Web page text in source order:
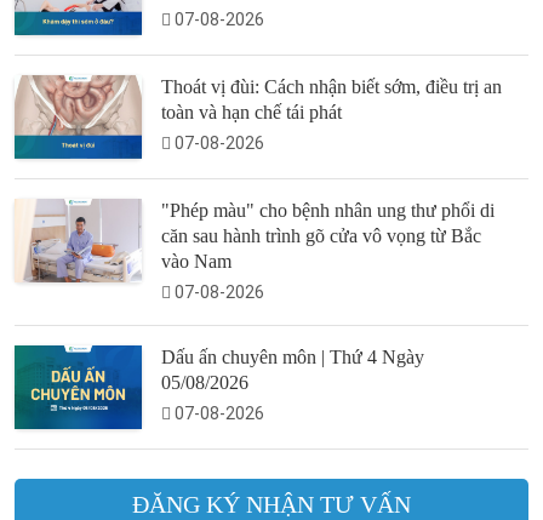
07-08-2026
Thoát vị đùi: Cách nhận biết sớm, điều trị an
toàn và hạn chế tái phát
07-08-2026
"Phép màu" cho bệnh nhân ung thư phổi di
căn sau hành trình gõ cửa vô vọng từ Bắc
vào Nam
07-08-2026
Dấu ấn chuyên môn | Thứ 4 Ngày
05/08/2026
07-08-2026
ĐĂNG KÝ NHẬN TƯ VẤN